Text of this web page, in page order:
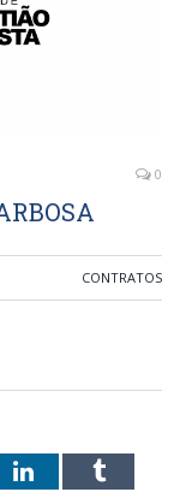
0
CONTRATOS
LinkedInTumblr